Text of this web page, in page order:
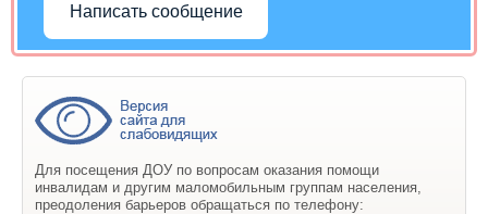
Написать сообщение
Для посещения ДОУ по вопросам оказания помощи
инвалидам и другим маломобильным группам населения,
преодоления барьеров обращаться по телефону: